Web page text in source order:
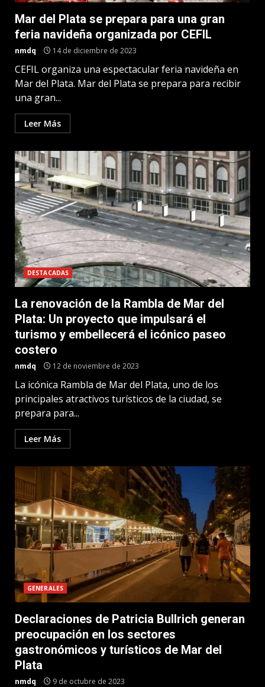
Mar del Plata se prepara para una gran
feria navideña organizada por CEFIL
nmdq 14 de diciembre de 2023
CEFIL organiza una espectacular feria navideña en
Mar del Plata. Mar del Plata se prepara para recibir
una gran...
Leer Más
DESTACADAS
La renovación de la Rambla de Mar del
Plata: Un proyecto que impulsará el
turismo y embellecerá el icónico paseo
costero
nmdq 12 de noviembre de 2023
La icónica Rambla de Mar del Plata, uno de los
principales atractivos turísticos de la ciudad, se
prepara para...
Leer Más
GENERALES
Declaraciones de Patricia Bullrich generan
preocupación en los sectores
gastronómicos y turísticos de Mar del
Plata
nmdq 9 de octubre de 2023